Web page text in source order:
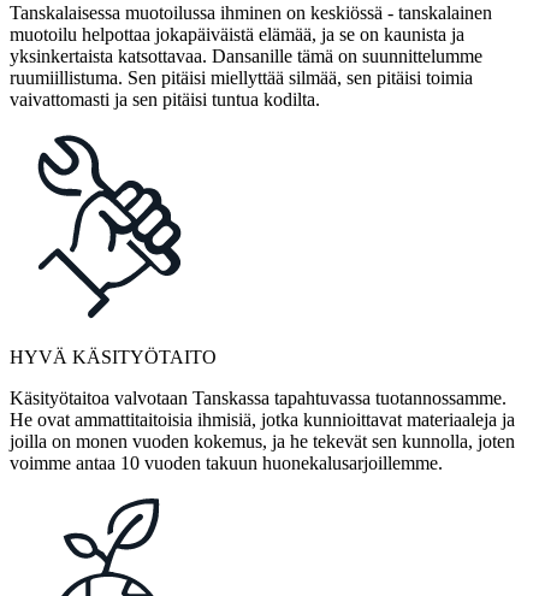
Tanskalaisessa muotoilussa ihminen on keskiössä - tanskalainen
muotoilu helpottaa jokapäiväistä elämää, ja se on kaunista ja
yksinkertaista katsottavaa. Dansanille tämä on suunnittelumme
ruumiillistuma. Sen pitäisi miellyttää silmää, sen pitäisi toimia
vaivattomasti ja sen pitäisi tuntua kodilta.
HYVÄ KÄSITYÖTAITO
Käsityötaitoa valvotaan Tanskassa tapahtuvassa tuotannossamme.
He ovat ammattitaitoisia ihmisiä, jotka kunnioittavat materiaaleja ja
joilla on monen vuoden kokemus, ja he tekevät sen kunnolla, joten
voimme antaa 10 vuoden takuun huonekalusarjoillemme.